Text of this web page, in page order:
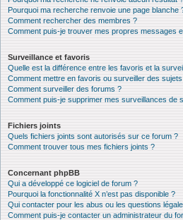
Pourquoi ma recherche renvoie une page blanche
Comment rechercher des membres ?
Comment puis-je trouver mes propres messages
Surveillance et favoris
Quelle est la différence entre les favoris et la
Comment mettre en favoris ou surveiller des
Comment surveiller des forums ?
Comment puis-je supprimer mes surveillances de
Fichiers joints
Quels fichiers joints sont autorisés sur ce forum ?
Comment trouver tous mes fichiers joints ?
Concernant phpBB
Qui a développé ce logiciel de forum ?
Pourquoi la fonctionnalité X n’est pas disponible ?
Qui contacter pour les abus ou les questions
Comment puis-je contacter un administrateur du